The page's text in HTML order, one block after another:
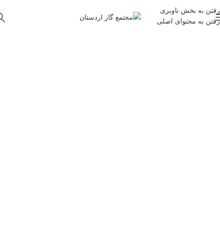
رفتن به بخش ناوبری
رفتن به محتوای اصلی